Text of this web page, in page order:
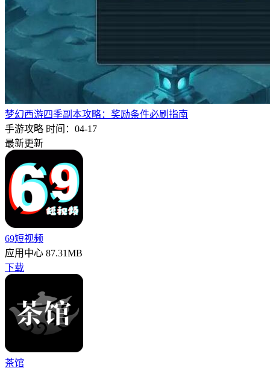
梦幻西游四季副本攻略：奖励条件必刷指南
手游攻略 时间：04-17
最新更新
69短视频
应用中心 87.31MB
下载
茶馆